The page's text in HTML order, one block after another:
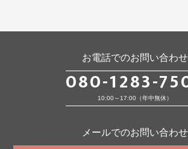
お電話でのお問い合わせ
080-1283-
10:00～17:00（年中無休）
メールでのお問い合わせ